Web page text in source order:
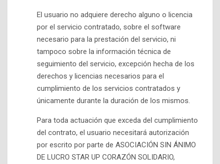
El usuario no adquiere derecho alguno o licencia
por el servicio contratado, sobre el software
necesario para la prestación del servicio, ni
tampoco sobre la información técnica de
seguimiento del servicio, excepción hecha de los
derechos y licencias necesarios para el
cumplimiento de los servicios contratados y
únicamente durante la duración de los mismos.
Para toda actuación que exceda del cumplimiento
del contrato, el usuario necesitará autorización
por escrito por parte de ASOCIACIÓN SIN ÁNIMO
DE LUCRO STAR UP CORAZÓN SOLIDARIO,